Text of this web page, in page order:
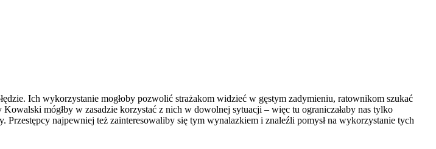
Ich wykorzystanie mogłoby pozwolić strażakom widzieć w gęstym zadymieniu, ratownikom szukać
mógłby w zasadzie korzystać z nich w dowolnej sytuacji – więc tu ograniczałaby nas tylko
najpewniej też zainteresowaliby się tym wynalazkiem i znaleźli pomysł na wykorzystanie tych